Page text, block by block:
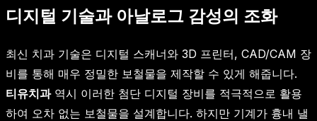
디지털 기술과 아날로그 감성의 조화
최신 치과 기술은 디지털 스캐너와 3D 프린터, CAD/CAM 장
비를 통해 매우 정밀한 보철물을 제작할 수 있게 해줍니다.
티유치과역시 이러한 첨단 디지털 장비를 적극적으로 활용
하여 오차 없는 보철물을 설계합니다. 하지만 기계가 흉내 낼